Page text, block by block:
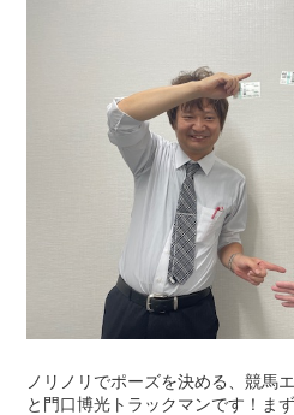
ノリノリでポーズを決める、競馬
と門口博光トラックマンです！ま